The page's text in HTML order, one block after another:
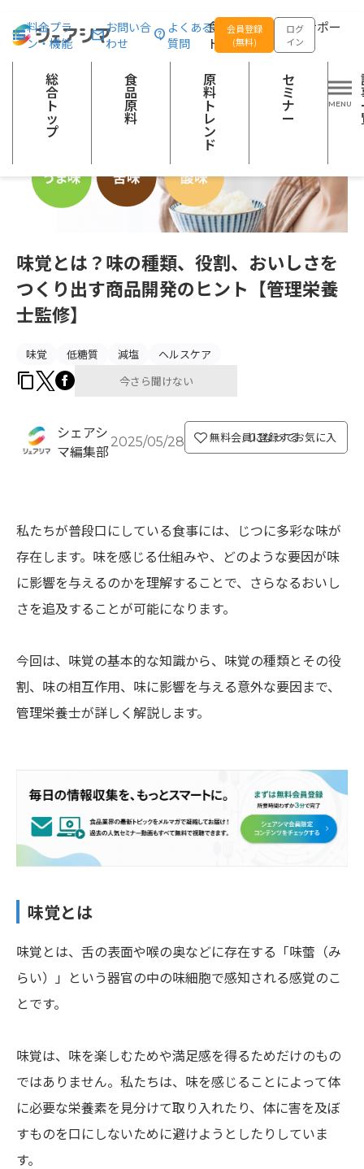
食品の企画開発をサポー
トする
料金プラ
ン・機能
お問い合
わせ
よくある
質問
会員登録
(無料)
ログ
イン
総
合
ト
ッ
プ
食
品
原
料
原
料
ト
レ
ン
ド
セ
ミ
ナ
ー
総合トップ 記事一覧 今さら聞けない 味覚とは？味の種類、役
味覚とは？味の種類、役割、おいしさを
つくり出す商品開発のヒント【管理栄養
士監修】
味覚 低糖質 減塩 ヘルスケア
今さら聞けない
シェアシ
マ編集部
2025/05/28 無料会員になってお気に入り登録する
私たちが普段口にしている食事には、じつに多彩な味が
存在します。味を感じる仕組みや、どのような要因が味
に影響を与えるのかを理解することで、さらなるおいし
さを追及することが可能になります。
今回は、味覚の基本的な知識から、味覚の種類とその役
割、味の相互作用、味に影響を与える意外な要因まで、
管理栄養士が詳しく解説します。
味覚とは
味覚とは、舌の表面や喉の奥などに存在する「味蕾（み
らい）」という器官の中の味細胞で感知される感覚のこ
とです。
味覚は、味を楽しむためや満足感を得るためだけのもの
ではありません。私たちは、味を感じることによって体
に必要な栄養素を見分けて取り入れたり、体に害を及ぼ
すものを口にしないために避けようとしたりしていま
す。